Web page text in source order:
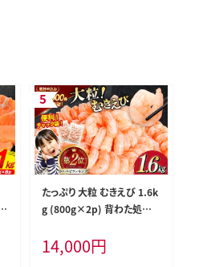
たっぷり 大粒 むきえび 1.6k
g (800g×2p) 背わた処理
沼市 20564351] えび 冷凍
剥き海老 むきエビ 海鮮 業務
14,000円